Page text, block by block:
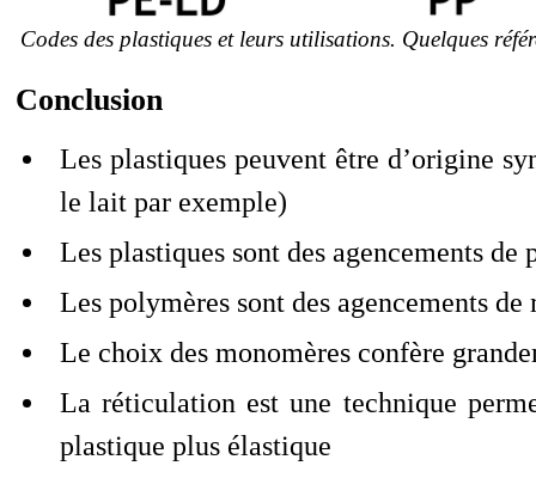
Codes des plastiques et leurs utilisations. Quelques
Conclusion
Les plastiques peuvent être d’origine
le lait par exemple)
Les plastiques sont des agencements de
Les polymères sont des agencements de
Le choix des monomères confère
La réticulation est une technique
plastique plus élastique